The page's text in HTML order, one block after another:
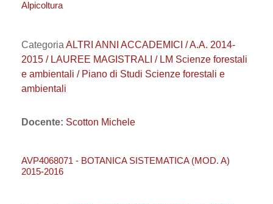
Alpicoltura
Categoria ALTRI ANNI ACCADEMICI / A.A. 2014-
2015 / LAUREE MAGISTRALI / LM Scienze forestali
e ambientali / Piano di Studi Scienze forestali e
ambientali
Docente: Scotton Michele
AVP4068071 - BOTANICA SISTEMATICA (MOD. A)
2015-2016